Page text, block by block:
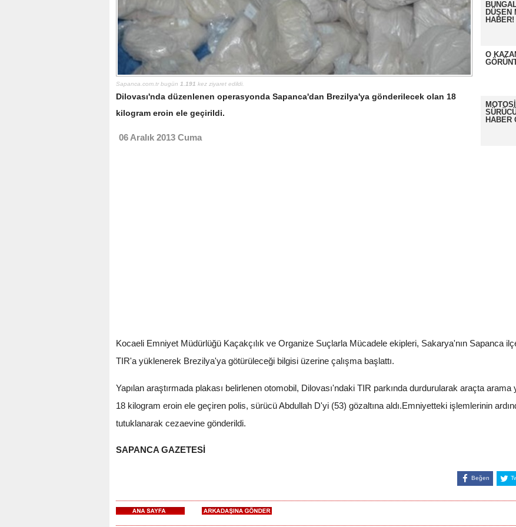
DÜŞEN
HABER!
O
HABER
Sapanca.com.tr bugün 1.191 kez ziyaret edildi.
Dilovası'nda düzenlenen operasyonda Sapanca'dan Brezilya'ya gönderilecek olan 18
kilogram eroin ele geçirildi.
06 Aralık 2013 Cuma
Kocaeli Emniyet Müdürlüğü Kaçakçılık ve Organize Suçlarla Mücadele ekipleri, Sakarya'nın Sapanca
TIR'a yüklenerek Brezilya'ya götürüleceği bilgisi üzerine çalışma başlattı.
Yapılan araştırmada plakası belirlenen otomobil, Dilovası'ndaki TIR parkında durdurularak araçta
18 kilogram eroin ele geçiren polis, sürücü Abdullah D'yi (53) gözaltına aldı.Emniyetteki işlemlerinin
tutuklanarak cezaevine gönderildi.
SAPANCA GAZETESİ
Beğen